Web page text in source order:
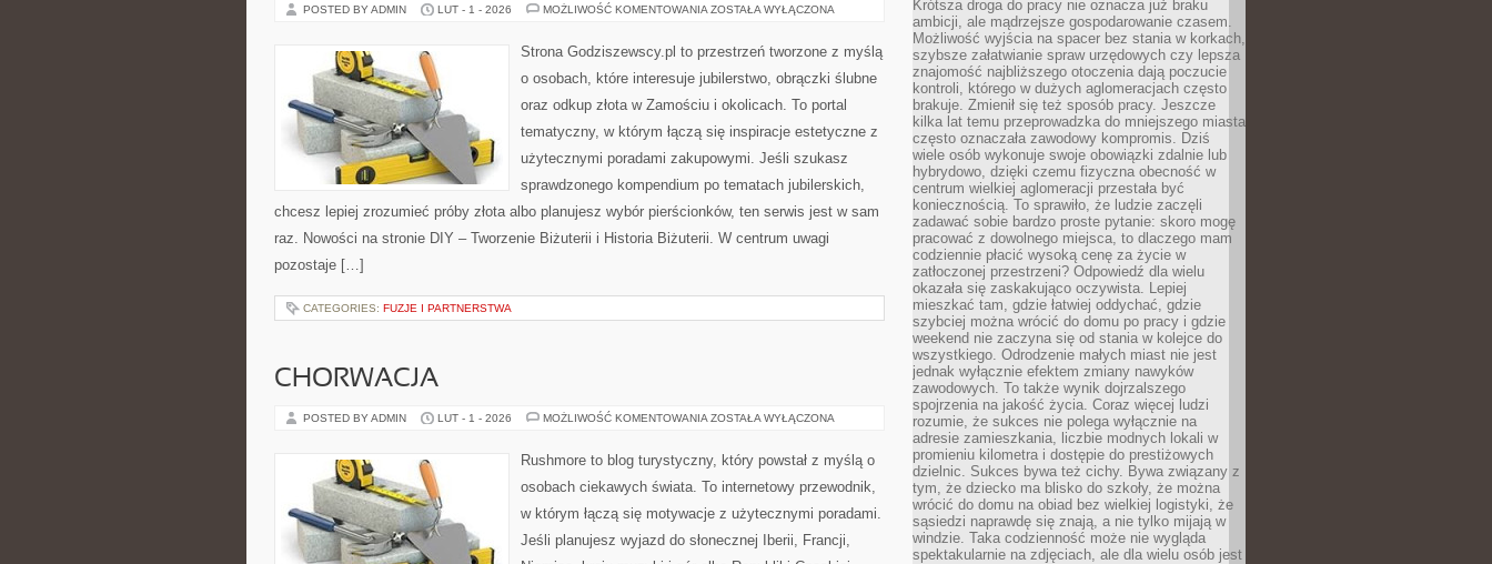
POSTED BY ADMIN LUT - 1 - 2026 MOŻLIWOŚĆ KOMENTOWANIA FALSYFIKATY
BIŻUTERII
ZOSTAŁA WYŁĄCZONA
Strona Godziszewscy.pl to przestrzeń tworzone z myślą
o osobach, które interesuje jubilerstwo, obrączki ślubne
oraz odkup złota w Zamościu i okolicach. To portal
tematyczny, w którym łączą się inspiracje estetyczne z
użytecznymi poradami zakupowymi. Jeśli szukasz
sprawdzonego kompendium po tematach jubilerskich,
chcesz lepiej zrozumieć próby złota albo planujesz wybór pierścionków, ten serwis jest w sam
raz. Nowości na stronie DIY – Tworzenie Biżuterii i Historia Biżuterii. W centrum uwagi
pozostaje […]
CATEGORIES: FUZJE I PARTNERSTWA
CHORWACJA
POSTED BY ADMIN LUT - 1 - 2026 MOŻLIWOŚĆ KOMENTOWANIA CHORWACJA
ZOSTAŁA WYŁĄCZONA
Rushmore to blog turystyczny, który powstał z myślą o
osobach ciekawych świata. To internetowy przewodnik,
w którym łączą się motywacje z użytecznymi poradami.
Jeśli planujesz wyjazd do słonecznej Iberii, Francji,
Krótsza droga do pracy nie oznacza już braku
ambicji, ale mądrzejsze gospodarowanie czasem.
Możliwość wyjścia na spacer bez stania w korkach,
szybsze załatwianie spraw urzędowych czy lepsza
znajomość najbliższego otoczenia dają poczucie
kontroli, którego w dużych aglomeracjach często
brakuje. Zmienił się też sposób pracy. Jeszcze
kilka lat temu przeprowadzka do mniejszego miasta
często oznaczała zawodowy kompromis. Dziś
wiele osób wykonuje swoje obowiązki zdalnie lub
hybrydowo, dzięki czemu fizyczna obecność w
centrum wielkiej aglomeracji przestała być
koniecznością. To sprawiło, że ludzie zaczęli
zadawać sobie bardzo proste pytanie: skoro mogę
pracować z dowolnego miejsca, to dlaczego mam
codziennie płacić wysoką cenę za życie w
zatłoczonej przestrzeni? Odpowiedź dla wielu
okazała się zaskakująco oczywista. Lepiej
mieszkać tam, gdzie łatwiej oddychać, gdzie
szybciej można wrócić do domu po pracy i gdzie
weekend nie zaczyna się od stania w kolejce do
wszystkiego. Odrodzenie małych miast nie jest
jednak wyłącznie efektem zmiany nawyków
zawodowych. To także wynik dojrzalszego
spojrzenia na jakość życia. Coraz więcej ludzi
rozumie, że sukces nie polega wyłącznie na
adresie zamieszkania, liczbie modnych lokali w
promieniu kilometra i dostępie do prestiżowych
dzielnic. Sukces bywa też cichy. Bywa związany z
tym, że dziecko ma blisko do szkoły, że można
wrócić do domu na obiad bez wielkiej logistyki, że
sąsiedzi naprawdę się znają, a nie tylko mijają w
windzie. Taka codzienność może nie wygląda
spektakularnie na zdjęciach, ale dla wielu osób jest